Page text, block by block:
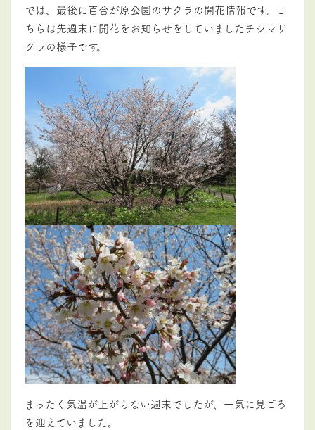
では、最後に百合が原公園のサクラの開花情報です。こ
ちらは先週末に開花をお知らせをしていましたチシマザ
クラの様子です。
まったく気温が上がらない週末でしたが、一気に見ごろ
を迎えていました。